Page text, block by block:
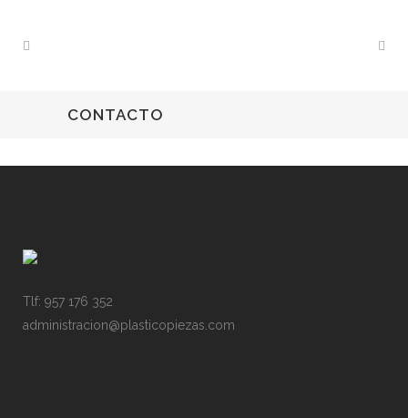
CONTACTO
Tlf: 957 176 352
administracion@plasticopiezas.com